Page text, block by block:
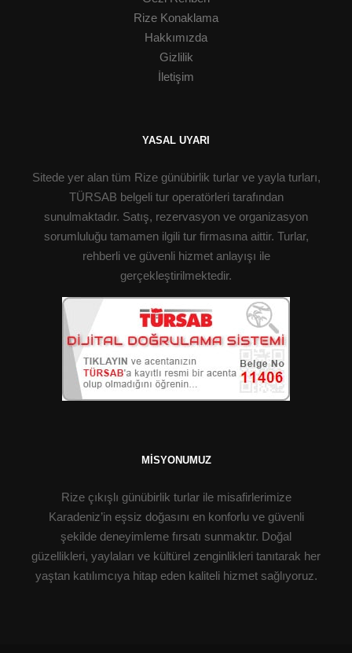
Rize Konaklama
Hakkımızda
Gizlilik
İletişim
YASAL UYARI
Sitede yer alan tüm Rize günübirlik turlar ve yayla turları,
TÜRSAB belgeli tur operatörleri tarafından
sunulmaktadır. Satış, rezervasyon ve organizasyon
sorumluluğu tamamen ilgili tur firmasına aittir. Turlar,
rehberli ve güvenli hizmet anlayışı ile
gerçekleştirilmektedir.
MISYONUMUZ
Rize çıkışlı günübirlik turlar ile misafirlerimize
Karadeniz’in eşsiz doğasını en konforlu ve güvenli
şekilde deneyimleme fırsatı sunmaktır. Doğal
güzellikleri, yaylaları ve kültürel zenginlikleri tanıtarak her
yaştan katılımcıya hitap eden kaliteli hizmet sağlıyoruz.